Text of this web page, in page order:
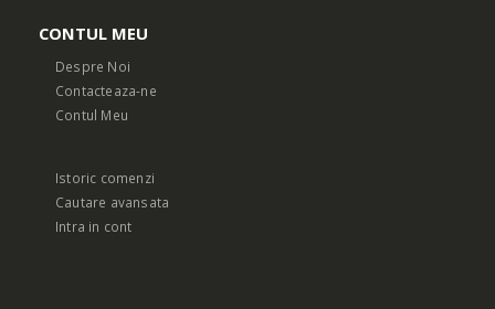
CONTUL MEU
Despre Noi
Contacteaza-ne
Contul Meu
Istoric comenzi
Cautare avansata
Intra in cont